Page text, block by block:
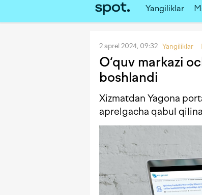
Yangiliklar
2 aprel 2024, 09:32 Yangiliklar
O‘quv markazi
boshlandi
Xizmatdan Yagona
aprelgacha qabul